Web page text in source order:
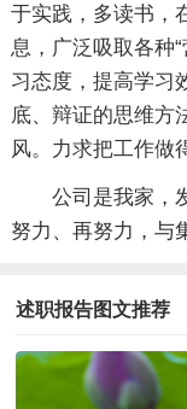
于实践，多读书，
息，广泛吸取各种
习态度，提高学习
底、辩证的思维方
风。力求把工作做
公司是我家，
努力、再努力，与
述职报告图文推荐